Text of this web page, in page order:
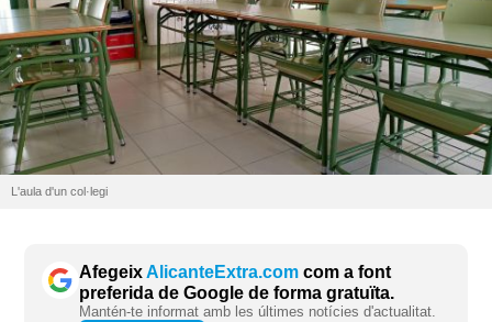
L'aula d'un col·legi
AfegeixAlicanteExtra.com com a font
preferida de Google de forma gratuïta.
Mantén-te informat amb les últimes notícies d'actualitat.